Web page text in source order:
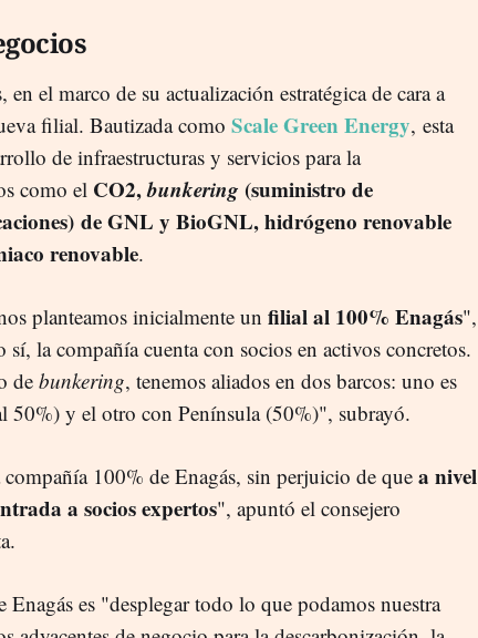
en el marco de su actualización estratégica de cara a
filial. Bautizada como Scale Green Energy, esta
de infraestructuras y servicios para la
como el CO2,bunkering (suministro de
de GNL y BioGNL, hidrógeno renovable
renovable.
planteamos inicialmente un filial al 100% Enagás",
la compañía cuenta con socios en activos concretos.
debunkering, tenemos aliados en dos barcos: uno es
50%) y el otro con Península (50%)", subrayó.
100% de Enagás, sin perjuicio de que a nivel
a socios expertos", apuntó el consejero
es "desplegar todo lo que podamos nuestra